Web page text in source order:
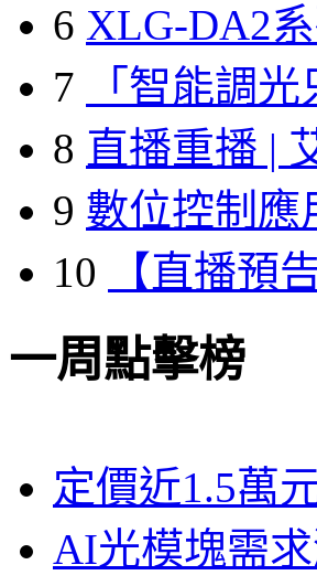
6 XLG-DA2
7
「智能調
8 直播重播 |
9 數位控制應
10
【直播預
一周點擊榜
定價近1.5萬
AI光模塊需